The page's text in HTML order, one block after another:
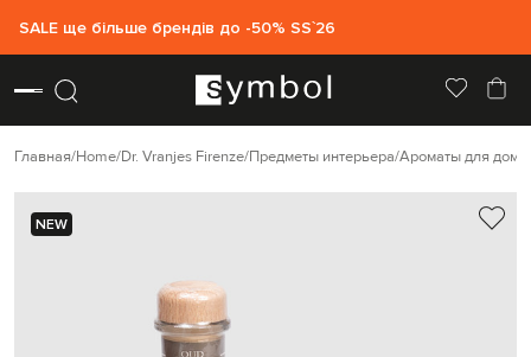
SALE ще більше брендів до -50% SS`26
Главная Home Dr. Vranjes Firenze Предметы интерьера Ароматы для дома
NEW